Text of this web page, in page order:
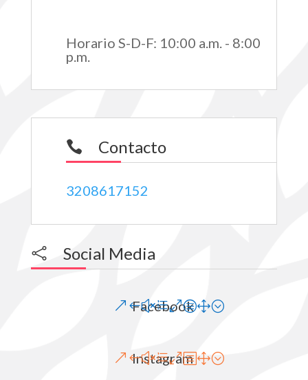
Horario S-D-F: 10:00 a.m. - 8:00
p.m.
 Contacto
3208617152
 Social Media
Facebook
Instagram